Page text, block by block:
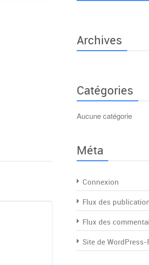
Archives
Catégories
Aucune catégorie
Méta
Connexion
Flux des
Flux des
Site de WordPress-